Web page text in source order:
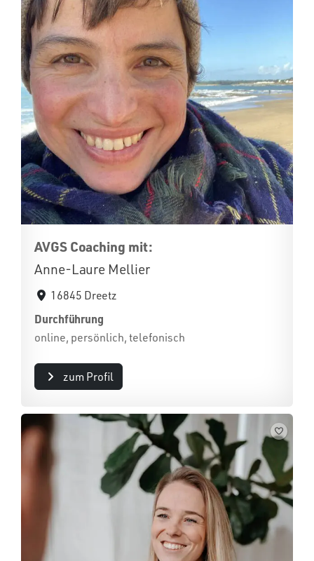
AVGS Coaching mit:
Anne-Laure Mellier
16845 Dreetz
Durchführung
online, persönlich, telefonisch
zum Profil